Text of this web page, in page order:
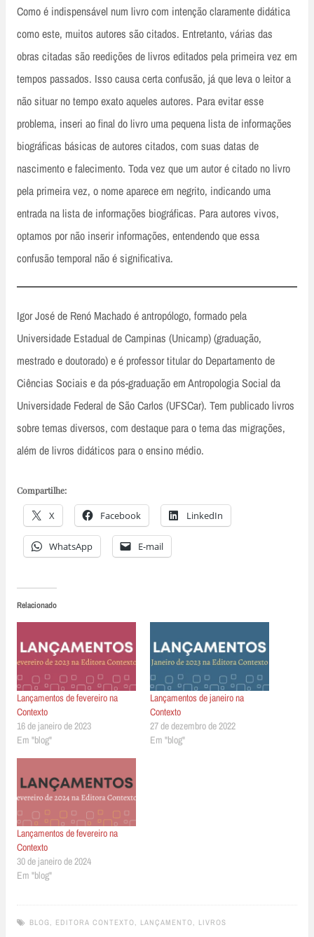
Como é indispensável num livro com intenção claramente didática
como este, muitos autores são citados. Entretanto, várias das
obras citadas são reedições de livros editados pela primeira vez em
tempos passados. Isso causa certa confusão, já que leva o leitor a
não situar no tempo exato aqueles autores. Para evitar esse
problema, inseri ao final do livro uma pequena lista de informações
biográficas básicas de autores citados, com suas datas de
nascimento e falecimento. Toda vez que um autor é citado no livro
pela primeira vez, o nome aparece em negrito, indicando uma
entrada na lista de informações biográficas. Para autores vivos,
optamos por não inserir informações, entendendo que essa
confusão temporal não é significativa.
Igor José de Renó Machado é antropólogo, formado pela
Universidade Estadual de Campinas (Unicamp) (graduação,
mestrado e doutorado) e é professor titular do Departamento de
Ciências Sociais e da pós-graduação em Antropologia Social da
Universidade Federal de São Carlos (UFSCar). Tem publicado livros
sobre temas diversos, com destaque para o tema das migrações,
além de livros didáticos para o ensino médio.
Compartilhe:
X Facebook LinkedIn
WhatsApp E-mail
Relacionado
Lançamentos de fevereiro na
Contexto
16 de janeiro de 2023
Em "blog"
Lançamentos de janeiro na
Contexto
27 de dezembro de 2022
Em "blog"
Lançamentos de fevereiro na
Contexto
30 de janeiro de 2024
Em "blog"
BLOG , EDITORA CONTEXTO, LANÇAMENTO, LIVROS